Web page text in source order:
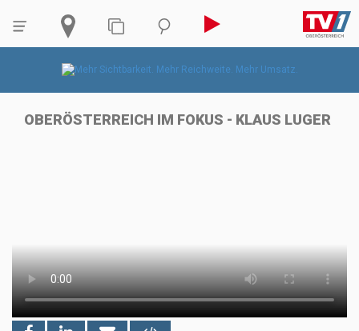
OBERÖSTERREICH IM FOKUS - KLAUS LUGER